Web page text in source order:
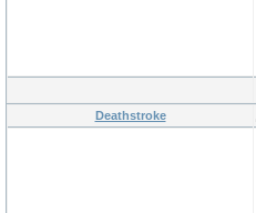
Deathstroke